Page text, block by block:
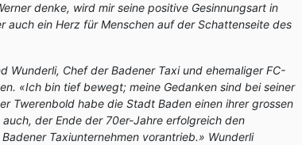
denke, wird mir seine positive Gesinnungsart in
auch ein Herz für Menschen auf der Schattenseite des
Wunderli, Chef der Badener Taxi und ehemaliger FC-
«Ich bin tief bewegt; meine Gedanken sind bei seiner
Twerenbold habe die Stadt Baden einen ihrer grossen
der Ende der 70er-Jahre erfolgreich den
Taxiunternehmen vorantrieb.» Wunderli